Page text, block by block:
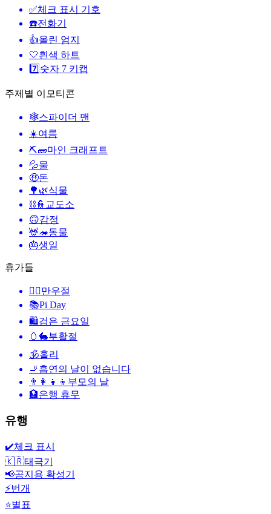
✅체크 표시 기호
☎️전화기
👍올린 엄지
🤍흰색 하트
7️⃣ 숫자 7 키캡
주제별 이모티콘
🕸️스파이더 맨
☀️여름
⛏🧱마인 크래프트
💦물
🤑돈
🌳🌿식물
⛓️👮 교도소
🙃감정
🦌🦔동물
🎂생일
휴가들
🙆‍♂️만우절
📚Pi Day
🛍검은 금요일
🥚🐇부활절
🕉홀리
🚬 흡연의 날이 없습니다
👨‍👩‍👧‍👦 부모의 날
🏦은행 휴무
유행
✔️체크 표시
🇰🇷태극기
📢공지용 확성기
⚡번개
⭐별표